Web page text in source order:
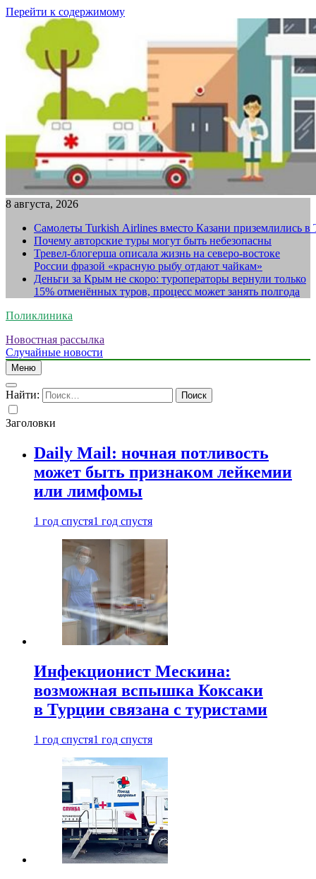
Перейти к содержимому
8 августа, 2026
Самолеты Turkish Airlines вместо Казани приземлились в
Почему авторские туры могут быть небезопасны
Тревел-блогерша описала жизнь на северо-востоке
России фразой «красную рыбу отдают чайкам»
Деньги за Крым не скоро: туроператоры вернули только
15% отменённых туров, процесс может занять полгода
Поликлиника
Новостная рассылка
Случайные новости
Меню
Найти:
Заголовки
Daily Mail: ночная потливость
может быть признаком лейкемии
или лимфомы
1 год спустя1 год спустя
Инфекционист Мескина:
возможная вспышка Коксаки
в Турции связана с туристами
1 год спустя1 год спустя